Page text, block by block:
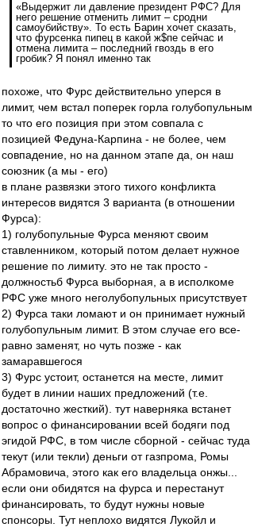
«Выдержит ли давление президент РФС? Для
него решение отменить лимит – сродни
самоубийству». То есть Барин хочет сказать,
что фурсенка пипец в какой ж$пе сейчас и
отмена лимита – последний гвоздь в его
гробик? Я понял именно так
похоже, что Фурс действительно уперся в
лимит, чем встал поперек горла голубопульным
то что его позиция при этом совпала с
позицией Федуна-Карпина - не более, чем
совпадение, но на данном этапе да, он наш
союзник (а мы - его)
в плане развязки этого тихого конфликта
интересов видятся 3 варианта (в отношении
Фурса):
1) голубопульные Фурса меняют своим
ставленником, который потом делает нужное
решение по лимиту. это не так просто -
должностьб Фурса выборная, а в исполкоме
РФС уже много неголубопульных присутствует
2) Фурса таки ломают и он принимает нужный
голубопульным лимит. В этом случае его все-
равно заменят, но чуть позже - как
замаравшегося
3) Фурс устоит, останется на месте, лимит
будет в линии наших предложений (т.е.
достаточно жесткий). тут наверняка встанет
вопрос о финансировании всей бодяги под
эгидой РФС, в том числе сборной - сейчас туда
текут (или текли) деньги от газпрома, Ромы
Абрамовича, этого как его владельца онжы...
если они обидятся на фурса и перестанут
финансировать, то будут нужны новые
спонсоры. Тут неплохо видятся Лукойл и